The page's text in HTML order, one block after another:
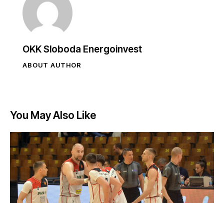
OKK Sloboda Energoinvest
ABOUT AUTHOR
You May Also Like